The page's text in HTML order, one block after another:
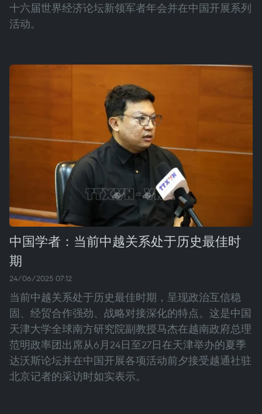
十六届世界经济论坛新领军者年会并在中国开展系列
活动。
中国学者：当前中越关系处于历史最佳时
期
24/06/2025 07:12
当前中越关系处于历史最佳时期，呈现政治互信稳
固、经贸合作强劲、战略对接深化的特点。这是中国
天津大学全球南方研究院副教授马杰在越南政府总理
范明政率团出席从6月24日至27日在天津举办的夏季
达沃斯论坛并在中国开展各项活动前夕接受越通社驻
北京记者的采访时如实表示。